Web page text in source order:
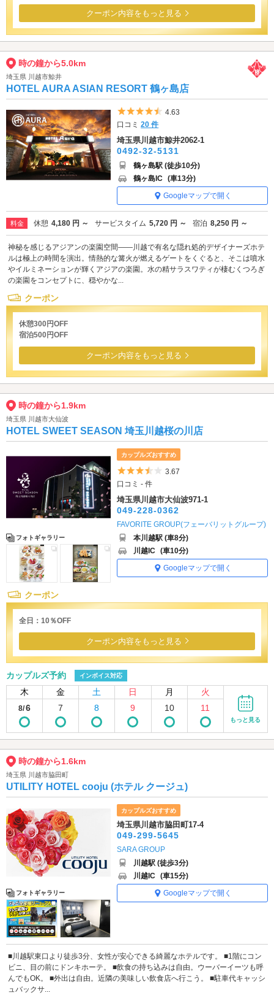
クーポン内容をもっと見る
時の鐘から5.0km
埼玉県 川越市鯨井
HOTEL AURA ASIAN RESORT 鶴ヶ島店
5つ星のうち4.5
4.63
口コミ20 件
埼玉県川越市鯨井2062-1
0492-32-5131
鶴ヶ島駅 (徒歩10分)
鶴ヶ島IC (車13分)
Googleマップで開く
料金 休憩 4,180 円 ～ サービスタイム 5,720 円 ～ 宿泊 8,250 円 ～
神秘を感じるアジアンの楽園空間――川越で有名な隠れ処的デザイナーズホテ
ルは極上の時間を演出。情熱的な篝火が燃えるゲートをくぐると、そこは噴水
やイルミネーションが輝くアジアの楽園。水の精サラスワティが棲むくつろぎ
の楽園をコンセプトに、穏やかな...
クーポン
休憩300円OFF
宿泊500円OFF
クーポン内容をもっと見る
時の鐘から1.9km
埼玉県 川越市大仙波
HOTEL SWEET SEASON 埼玉川越桜の川店
フォトギャラリー
カップルズおすすめ
5つ星のうち3.5
3.67
口コミ - 件
埼玉県川越市大仙波971-1
049-228-0362
FAVORITE GROUP(フェーバリットグループ)
本川越駅 (車8分)
川越IC (車10分)
Googleマップで開く
クーポン
全日：10％OFF
クーポン内容をもっと見る
カップルズ予約 インボイス対応
木 金 土 日 月 火
8/6 7 8 9 10 11
もっと見る
時の鐘から1.6km
埼玉県 川越市脇田町
UTILITY HOTEL cooju (ホテル クージュ)
フォトギャラリー
カップルズおすすめ
埼玉県川越市脇田町17-4
049-299-5645
SARA GROUP
川越駅 (徒歩3分)
川越IC (車15分)
Googleマップで開く
■川越駅東口より徒歩3分、女性が安心できる綺麗なホテルです。 ■1階にコン
ビニ、目の前にドンキホーテ。 ■飲食の持ち込みは自由。ウーバーイーツも呼
んでもOK。 ■外出は自由。近隣の美味しい飲食店へ行こう。 ■駐車代キャッシ
ュバックサ...